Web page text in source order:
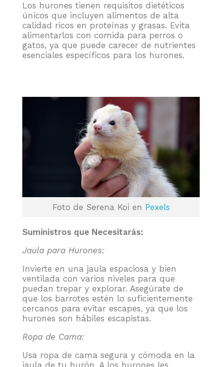
Los hurones tienen requisitos dietéticos
únicos que incluyen alimentos de alta
calidad ricos en proteínas y grasas. Evita
alimentarlos con comida para perros o
gatos, ya que puede carecer de nutrientes
esenciales específicos para los hurones.
Foto de Serena Koi en Pexels
Suministros que Necesitarás:
Jaula para Hurones:
Invierte en una jaula espaciosa y bien
ventilada con varios niveles para que
puedan trepar y explorar. Asegúrate de
que los barrotes estén lo suficientemente
cercanos para evitar escapes, ya que los
hurones son hábiles escapistas.
Ropa de Cama:
Usa ropa de cama segura y cómoda en la
jaula de tu hurón. A los hurones les